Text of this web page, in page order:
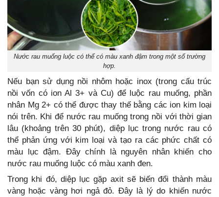
Nước rau muống luộc có thể có màu xanh đậm trong một số trường
hợp.
Nếu bạn sử dụng nồi nhôm hoặc inox (trong cấu trúc
nồi vốn có ion Al 3+ và Cu) để luộc rau muống, phần
nhân Mg 2+ có thể được thay thế bằng các ion kim loại
nói trên. Khi để nước rau muống trong nồi với thời gian
lâu (khoảng trên 30 phút), diệp lục trong nước rau có
thể phản ứng với kim loại và tạo ra các phức chất có
màu lục đậm. Đây chính là nguyên nhân khiến cho
nước rau muống luộc có màu xanh đen.
Trong khi đó, diệp lục gặp axit sẽ biến đổi thành màu
vàng hoặc vàng hơi ngả đỏ. Đây là lý do khiến nước